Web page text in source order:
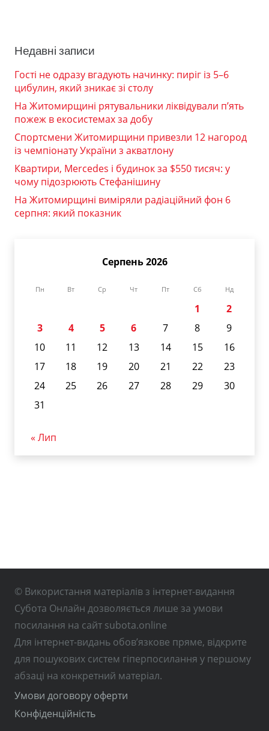
Недавні записи
Гості не одразу вгадують начинку: пиріг із 5–6
цибулин, який зникає зі столу
На Житомирщині рятувальники ліквідували п’ять
пожеж в екосистемах за добу
Спортсмени Житомирщини привезли 12 нагород
із чемпіонату України з акватлону
Квартири, Mercedes і будинок за $550 тисяч: у
чому підозрюють Стефанішину
На Житомирщині виміряли радіаційний фон 6
серпня: який показник
Серпень 2026
Пн Вт Ср Чт Пт Сб Нд
1
2
3
4 5 6 7 8
9
10
11 12 13 14 15
16
17
18 19 20 21 22
23
24
25 26 27 28 29
30
31
« Лип
© Використання матеріалів з інтернет-видання
Субота Онлайн дозволяється лише за умови
посилання на сайт subota.online
Для інтернет-видань обов’язкове пряме, відкрите
для пошукових систем гіперпосилання у першому
абзаці на конкретний матеріал.
Умови договору оферти
Конфіденційність